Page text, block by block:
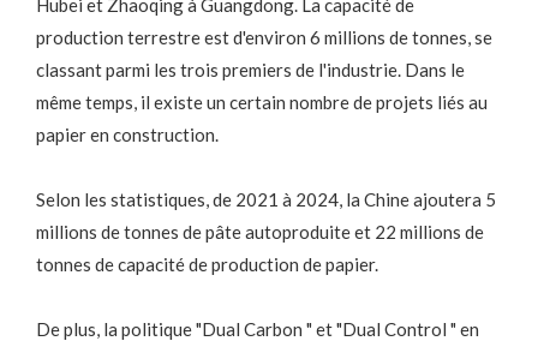
Hubei et Zhaoqing à Guangdong. La capacité de
production terrestre est d'environ 6 millions de tonnes, se
classant parmi les trois premiers de l'industrie. Dans le
même temps, il existe un certain nombre de projets liés au
papier en construction.
Selon les statistiques, de 2021 à 2024, la Chine ajoutera 5
millions de tonnes de pâte autoproduite et 22 millions de
tonnes de capacité de production de papier.
De plus, la politique "Dual Carbon " et "Dual Control " en